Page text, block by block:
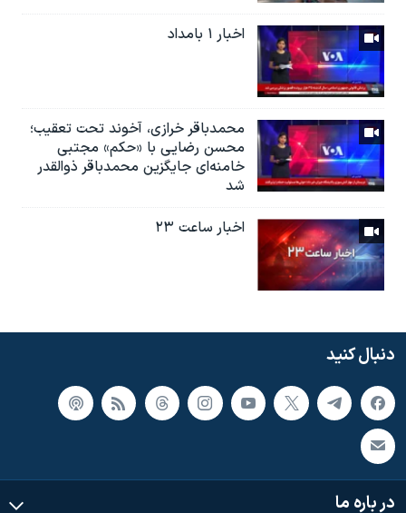
اخبار ۱ بامداد
محمدباقر خرازی، آخوند تحت تعقیب؛
محسن رضایی با «حکم» مجتبی
خامنه‌ای جایگزین محمدباقر ذوالقدر
شد
اخبار ساعت ۲۳
دنبال کنید
در باره ما